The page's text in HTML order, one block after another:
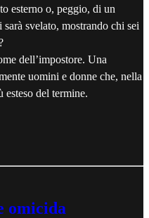
esterno o, peggio, di un
svelato, mostrando chi sei
dell’impostore. Una
uomini e donne che, nella
esteso del termine.
omicida